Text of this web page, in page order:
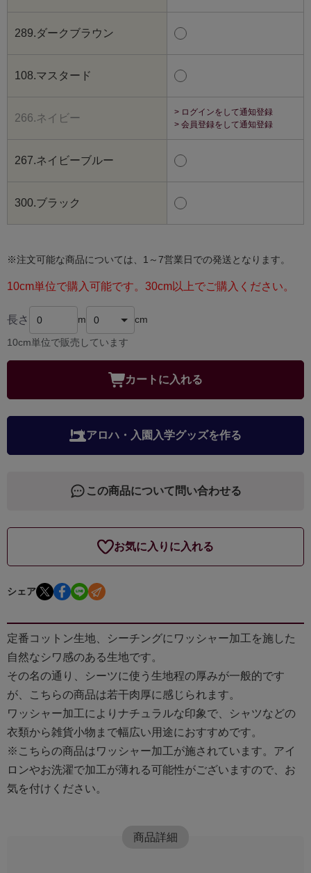
289.ダークブラウン
108.マスタード
266.ネイビー
> ログインをして通知登録
> 会員登録をして通知登録
267.ネイビーブルー
300.ブラック
※注文可能な商品については、1～7営業日での発送となります。
10cm単位で購入可能です。30cm以上でご購入ください。
長さ m cm
10cm単位で販売しています
カートに入れる
アロハ・入園入学グッズを作る
この商品について問い合わせる
お気に入りに入れる
シェア
定番コットン生地、シーチングにワッシャー加工を施した
自然なシワ感のある生地です。
その名の通り、シーツに使う生地程の厚みが一般的です
が、こちらの商品は若干肉厚に感じられます。
ワッシャー加工によりナチュラルな印象で、シャツなどの
衣類から雑貨小物まで幅広い用途におすすめです。
※こちらの商品はワッシャー加工が施されています。アイ
ロンやお洗濯で加工が薄れる可能性がございますので、お
気を付けください。
商品詳細